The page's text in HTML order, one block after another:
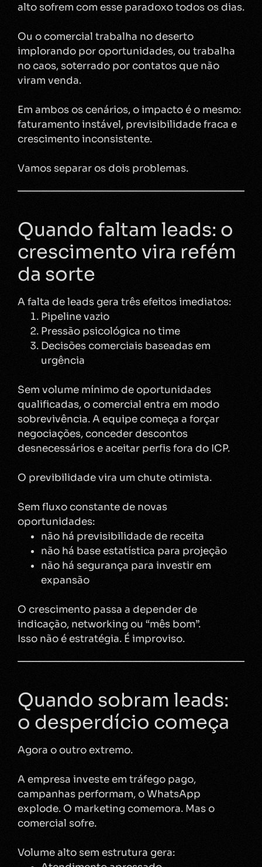
alto sofrem com esse paradoxo todos os dias.
Ou o comercial trabalha no deserto
implorando por oportunidades, ou trabalha
no caos, soterrado por contatos que não
viram venda.
Em ambos os cenários, o impacto é o mesmo:
faturamento instável, previsibilidade fraca e
crescimento inconsistente.
Vamos separar os dois problemas.
Quando faltam leads: o
crescimento vira refém
da sorte
A falta de leads gera três efeitos imediatos:
Pipeline vazio
Pressão psicológica no time
Decisões comerciais baseadas em
urgência
Sem volume mínimo de oportunidades
qualificadas, o comercial entra em modo
sobrevivência. A equipe começa a forçar
negociações, conceder descontos
desnecessários e aceitar perfis fora do ICP.
O previbilidade vira um chute otimista.
Sem fluxo constante de novas
oportunidades:
não há previsibilidade de receita
não há base estatística para projeção
não há segurança para investir em
expansão
O crescimento passa a depender de
indicação, networking ou “mês bom”.
Isso não é estratégia. É improviso.
Quando sobram leads:
o desperdício começa
Agora o outro extremo.
A empresa investe em tráfego pago,
campanhas performam, o WhatsApp
explode. O marketing comemora. Mas o
comercial sofre.
Volume alto sem estrutura gera: